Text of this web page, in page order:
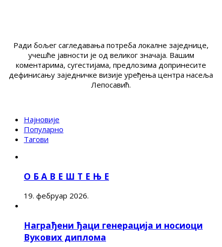
Ради бољег сагледавања потреба локалне заједнице,
учешће јавности је од великог значаја. Вашим
коментарима, сугестијама, предлозима допринесите
дефинисању заједничке визије уређења центра насеља
Лепосавић.
Најновије
Популарно
Тагови
О Б А В Е Ш Т Е Њ Е
19. фебруар 2026.
Награђени ђаци генерација и носиоци
Вукових диплома